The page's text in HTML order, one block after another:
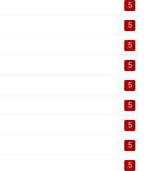
5
5
5
5
5
5
5
5
5